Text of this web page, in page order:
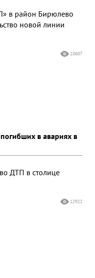
в район Бирюлево
новой линии
18607
в авариях в
ДТП в столице
12922